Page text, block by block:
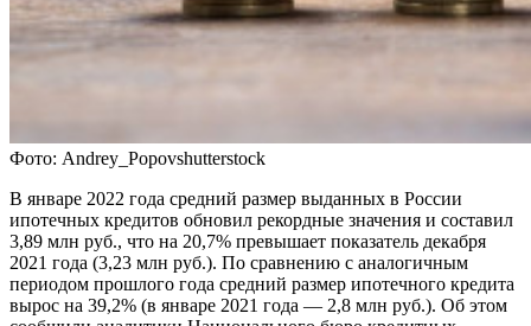
Фото: Andrey_Popovshutterstock
В январе 2022 года средний размер выданных в России
ипотечных кредитов обновил рекордные значения и составил
3,89 млн руб., что на 20,7% превышает показатель декабря
2021 года (3,23 млн руб.). По сравнению с аналогичным
периодом прошлого года средний размер ипотечного кредита
вырос на 39,2% (в январе 2021 года — 2,8 млн руб.). Об этом